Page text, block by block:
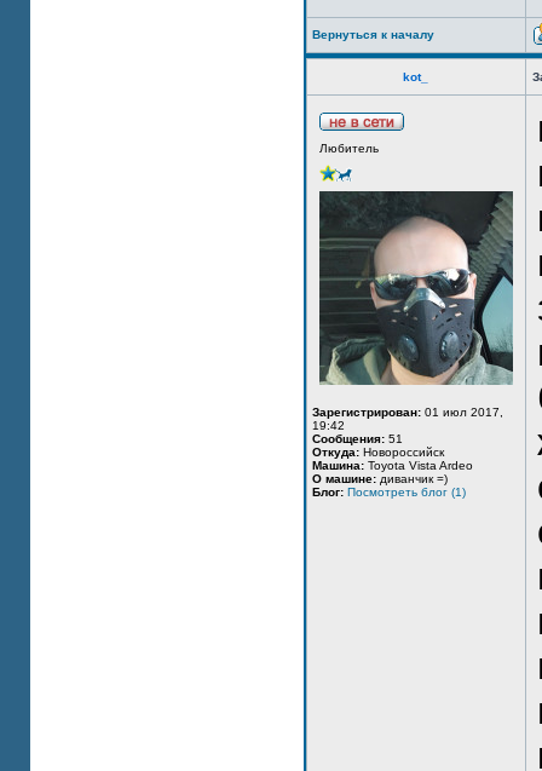
Вернуться к началу
kot_
Любитель
Зарегистрирован: 01 июл 2017,
19:42
Сообщения: 51
Откуда: Новороссийск
Машина: Toyota Vista Ardeo
О машине: диванчик =)
Блог: Посмотреть блог (1)